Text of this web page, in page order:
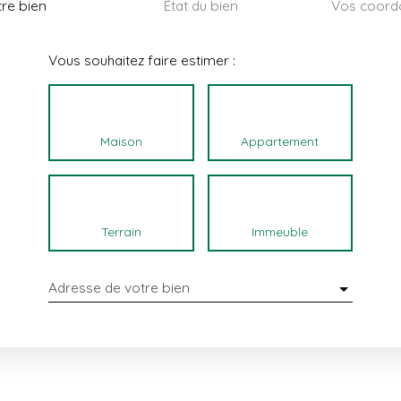
bien
État du bien
Vos
Vous souhaitez faire estimer :
Maison Appartement
Terrain Immeuble
Adresse de votre bien